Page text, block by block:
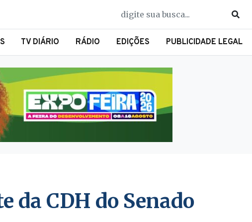
TV DIÁRIO RÁDIO EDIÇÕES PUBLICIDADE LEGAL
da CDH do Senado